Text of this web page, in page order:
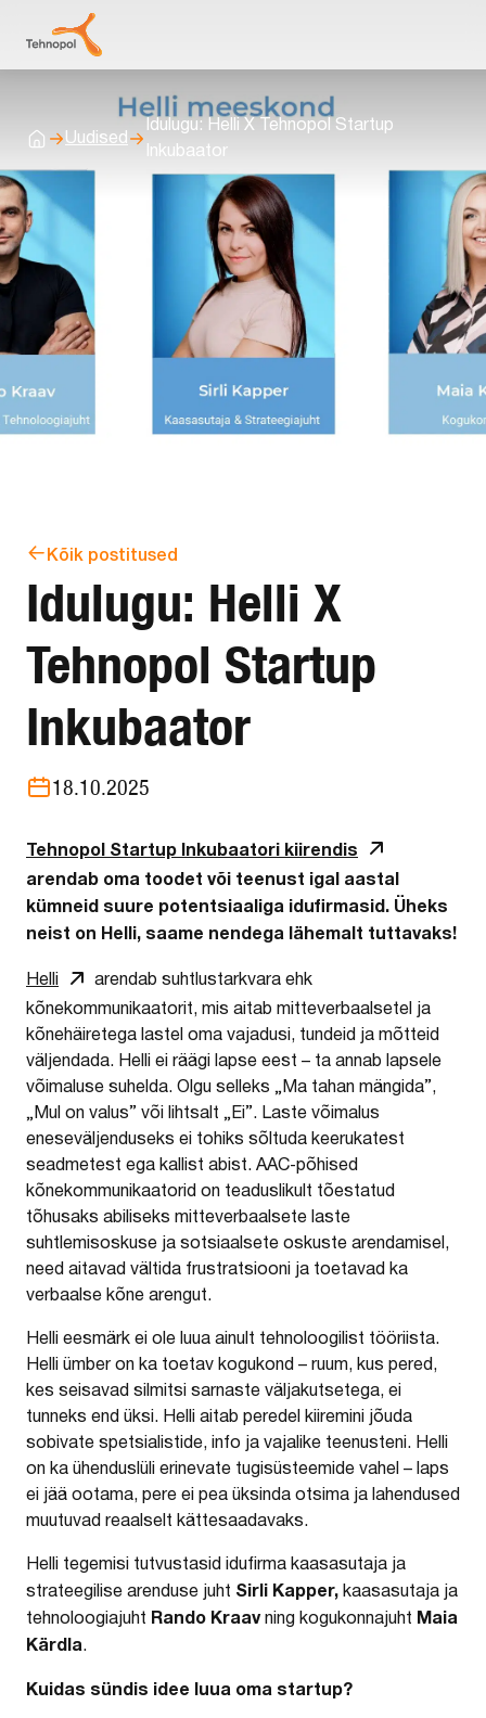
AvalehtUudised
Idulugu: Helli X Tehnopol Startup
Inkubaator
Kõik postitused
Idulugu: Helli X
Tehnopol Startup
Inkubaator
18.10.2025
Tehnopol Startup Inkubaatori kiirendis
arendab oma toodet või teenust igal aastal
kümneid suure potentsiaaliga idufirmasid. Üheks
neist on Helli, saame nendega lähemalt tuttavaks!
Helli
arendab suhtlustarkvara ehk
kõnekommunikaatorit, mis aitab mitteverbaalsetel ja
kõnehäiretega lastel oma vajadusi, tundeid ja mõtteid
väljendada. Helli ei räägi lapse eest – ta annab lapsele
võimaluse suhelda. Olgu selleks „Ma tahan mängida”,
„Mul on valus” või lihtsalt „Ei”. Laste võimalus
eneseväljenduseks ei tohiks sõltuda keerukatest
seadmetest ega kallist abist. AAC‑põhised
kõnekommunikaatorid on teaduslikult tõestatud
tõhusaks abiliseks mitteverbaalsete laste
suhtlemisoskuse ja sotsiaalsete oskuste arendamisel,
need aitavad vältida frustratsiooni ja toetavad ka
verbaalse kõne arengut.
Helli eesmärk ei ole luua ainult tehnoloogilist tööriista.
Helli ümber on ka toetav kogukond – ruum, kus pered,
kes seisavad silmitsi sarnaste väljakutsetega, ei
tunneks end üksi. Helli aitab peredel kiiremini jõuda
sobivate spetsialistide, info ja vajalike teenusteni. Helli
on ka ühenduslüli erinevate tugisüsteemide vahel – laps
ei jää ootama, pere ei pea üksinda otsima ja lahendused
muutuvad reaalselt kättesaadavaks.
Helli tegemisi tutvustasid idufirma kaasasutaja ja
strateegilise arenduse juht Sirli Kapper,kaasasutaja ja
tehnoloogiajuht Rando Kraavning kogukonnajuht Maia
Kärdla.
Kuidas sündis idee luua oma startup?